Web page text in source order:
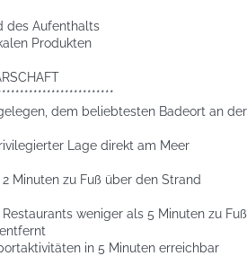
des Aufenthalts
Produkten
dem beliebtesten Badeort an der
Lage direkt am Meer
Minuten zu Fuß über den Strand
weniger als 5 Minuten zu Fuß
in 5 Minuten erreichbar